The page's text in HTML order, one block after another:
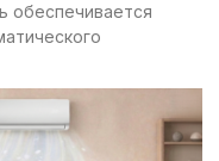
обеспечивается